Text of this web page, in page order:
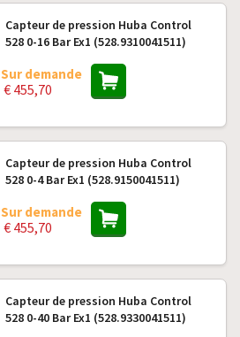
Capteur de pression Huba Control
528 0-16 Bar Ex1 (528.9310041511)
Sur demande
€ 455,70
Capteur de pression Huba Control
528 0-4 Bar Ex1 (528.9150041511)
Sur demande
€ 455,70
Capteur de pression Huba Control
528 0-40 Bar Ex1 (528.9330041511)